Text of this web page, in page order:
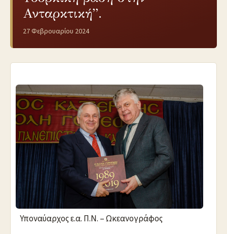
Ανταρκτική”.
27 Φεβρουαρίου 2024
Υποναύαρχος ε.α. Π.Ν. – Ωκεανογράφος